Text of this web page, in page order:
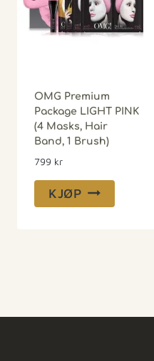
OMG Premium
Package LIGHT PINK
(4 Masks, Hair
Band, 1 Brush)
799 kr
KJØP